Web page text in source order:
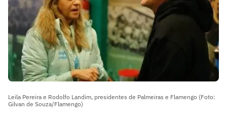
Leila Pereira e Rodolfo Landim, presidentes de Palmeiras e Flamengo (Foto:
Gilvan de Souza/Flamengo)